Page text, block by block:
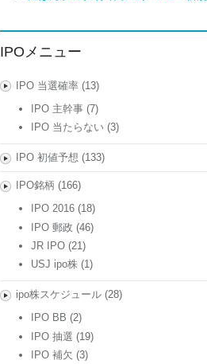
IPOメニュー
IPO 当選確率(13)
IPO 主幹事 (7)
IPO 当たらない (3)
IPO 初値予想 (133)
IPO銘柄 (166)
IPO 2016 (18)
IPO 郵政 (46)
JR IPO (21)
USJ ipo株 (1)
ipo株スケジュール(28)
IPO BB (2)
IPO 抽選 (19)
IPO 補欠 (3)